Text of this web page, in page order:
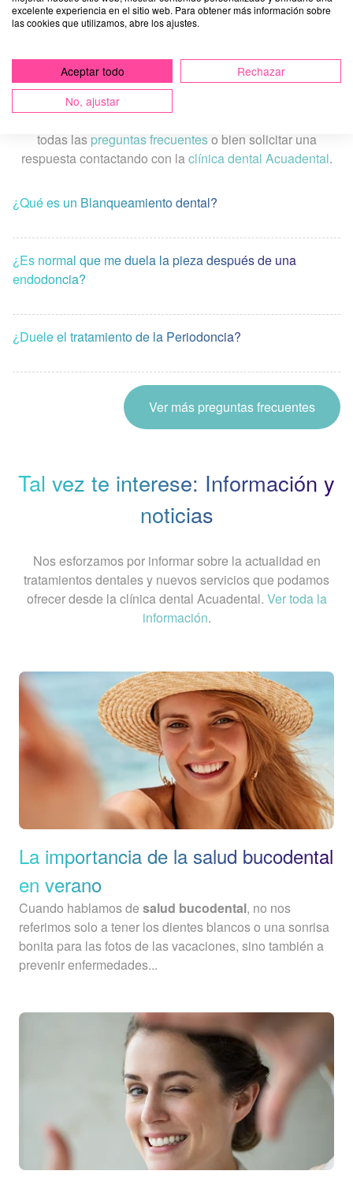
Preguntas frecuentes
Damos total importancia al hecho de informar
periódicamente a nuestros pacientes con respuestas a sus
todas laspreguntas frecuenteso bien solicitar una
respuesta contactando con laclínica dental Acuadental.
¿Qué es un Blanqueamiento dental?
¿Es normal que me duela la pieza después de una
endodoncia?
¿Duele el tratamiento de la Periodoncia?
Ver más preguntas frecuentes
Tal vez te interese: Información y
noticias
Nos esforzamos por informar sobre la actualidad en
tratamientos dentales y nuevos servicios que podamos
ofrecer desde la clínica dental Acuadental. Ver toda la
información.
La importancia de la salud bucodental
en verano
Cuando hablamos de salud bucodental, no nos
referimos solo a tener los dientes blancos o una sonrisa
bonita para las fotos de las vacaciones, sino también a
prevenir enfermedades...
excelente experiencia en el sitio web. Para obtener más información sobre
las cookies que utilizamos, abre los ajustes.
Aceptar todo
Rechazar
No, ajustar